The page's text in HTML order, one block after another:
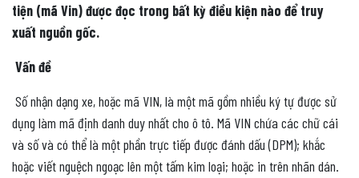
tiện (mã Vin) được đọc trong bất kỳ điều kiện nào để truy
xuất nguồn gốc.
Vấn đề
Số nhận dạng xe, hoặc mã VIN, là một mã gồm nhiều ký tự được sử
dụng làm mã định danh duy nhất cho ô tô. Mã VIN chứa các chữ cái
và số và có thể là một phần trực tiếp được đánh dấu (DPM); khắc
hoặc viết nguệch ngoạc lên một tấm kim loại; hoặc in trên nhãn dán.